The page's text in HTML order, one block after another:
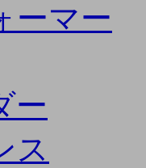
ーマー
ー
ス